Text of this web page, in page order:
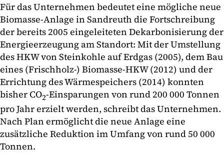
Für das Unternehmen bedeutet eine mögliche neue
Biomasse-Anlage in Sandreuth die Fortschreibung
der bereits 2005 eingeleiteten Dekarbonisierung der
Energieerzeugung am Standort: Mit der Umstellung
des HKW von Steinkohle auf Erdgas (2005), dem Bau
eines (Frischholz-) Biomasse-HKW (2012) und der
Errichtung des Wärmespeichers (2014) konnten
bisher CO2-Einsparungen von rund 200 000 Tonnen
pro Jahr erzielt werden, schreibt das Unternehmen.
Nach Plan ermöglicht die neue Anlage eine
zusätzliche Reduktion im Umfang von rund 50 000
Tonnen.